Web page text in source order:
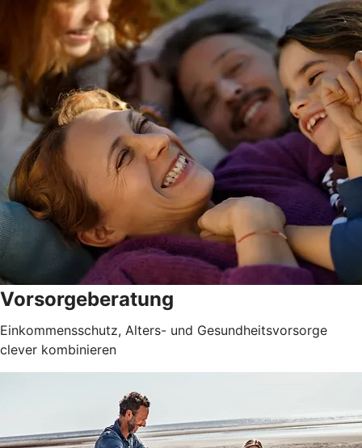
Vorsorgeberatung
Einkommensschutz, Alters- und Gesundheitsvorsorge
clever kombinieren